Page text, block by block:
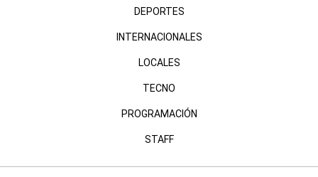
DEPORTES
INTERNACIONALES
LOCALES
TECNO
PROGRAMACIÓN
STAFF